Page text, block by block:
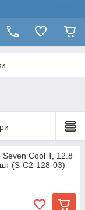
Cool T, 12.8
(S-C2-128-03)